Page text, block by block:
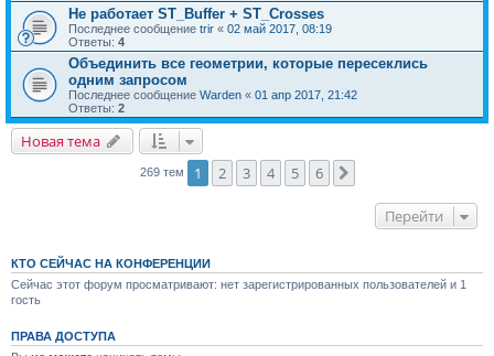
Не работает ST_Buffer + ST_Crosses
Последнее сообщение trir « 02 май 2017, 08:19
Ответы: 4
Объединить все геометрии, которые пересеклись
одним запросом
Последнее сообщение Warden « 01 апр 2017, 21:42
Ответы: 2
Новая тема
269 тем 1 2 3 4 5 6
Перейти
КТО СЕЙЧАС НА КОНФЕРЕНЦИИ
Сейчас этот форум просматривают: нет зарегистрированных пользователей и 1
гость
ПРАВА ДОСТУПА